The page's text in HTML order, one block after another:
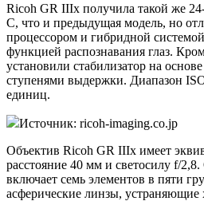
Ricoh GR IIIx получила такой же
C, что и предыдущая модель, но
процессором и гибридной
функцией распознавания глаз.
установили стабилизатор на
ступенями выдержки. Диапазон
единиц.
Источник: ricoh-imaging.co.jp
Объектив Ricoh GR IIIx имеет
расстояние 40 мм и светосилу f/
включает семь элементов в пяти
асферические линзы, устраняющие